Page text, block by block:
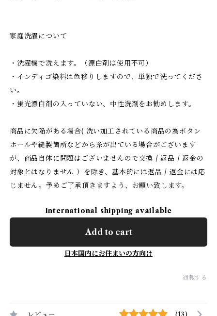
家庭洗濯について
・洗濯機で洗えます。（漂白剤は使用不可）
・インディゴ染料は色移りしますので、単独で洗ってくださ
い。
・蛍光漂白剤の入っていない、中性洗剤をお勧めします。
商品に欠陥がある場合( 洗い加工されている商品の為ボタン
ホールや縫製箇所などから糸が出ている場合がございます
が、商品自体に問題はございませんので交換 / 返品 / 返金の
対象とはなりません ）を除き、基本的には返品 / 返金には応
じません。予めご了承頂きますよう、お願い致します。
International shipping available
Add to cart
日本国内にお住まいの方向け
通報する